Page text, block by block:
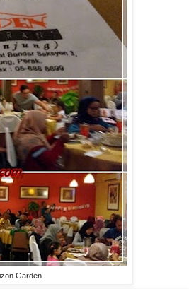
Garden